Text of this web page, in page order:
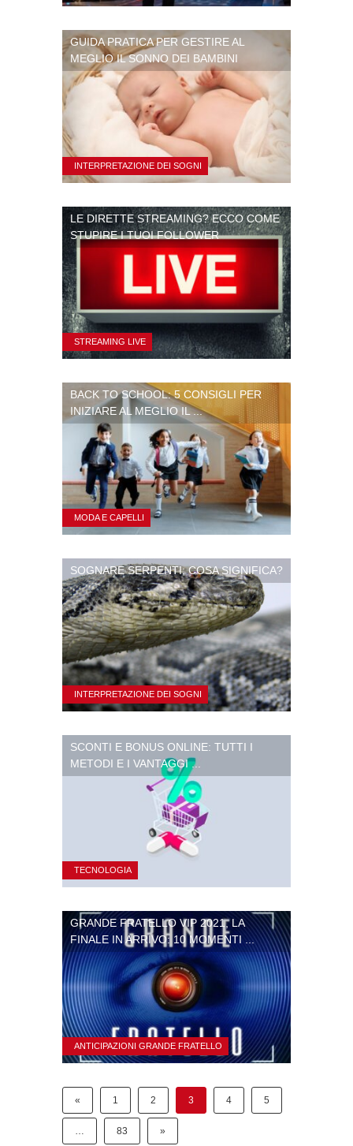
INTERPRETAZIONE DEI SOGNI
GUIDA PRATICA PER GESTIRE AL
MEGLIO IL SONNO DEI BAMBINI
STREAMING LIVE
LE DIRETTE STREAMING? ECCO COME
STUPIRE I TUOI FOLLOWER
MODA E CAPELLI
BACK TO SCHOOL: 5 CONSIGLI PER
INIZIARE AL MEGLIO IL ...
INTERPRETAZIONE DEI SOGNI
SOGNARE SERPENTI: COSA SIGNIFICA?
TECNOLOGIA
SCONTI E BONUS ONLINE: TUTTI I
METODI E I VANTAGGI ...
ANTICIPAZIONI GRANDE FRATELLO
GRANDE FRATELLO VIP 2021, LA
FINALE IN ARRIVO: 10 MOMENTI ...
« 1 2 3 4 5
… 83 »